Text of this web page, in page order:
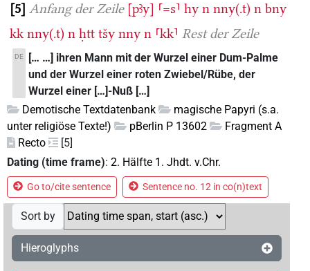
5 Anfang der Zeile [pꜣy] ⸢=s⸣ hy n nny(.t) n bny
kk nny(.t) n ḥtt tšy nny n ⸢kk⸣ Rest der Zeile
DE
[… …] ihren Mann mit der Wurzel einer Dum-Palme
und der Wurzel einer roten Zwiebel/Rübe, der
Wurzel einer […]-Nuß […]
Demotische Textdatenbank
magische Papyri (s.a.
unter religiöse Texte!)
pBerlin P 13602
Fragment A
Recto
[5]
Dating (time frame): 2. Hälfte 1. Jhdt. v.Chr.
Go to/cite sentence Sentence no. 12 in co(n)text
Sort by
Hieroglyphs